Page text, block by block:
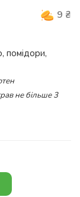
9 ₴
помідори,
не більше 3